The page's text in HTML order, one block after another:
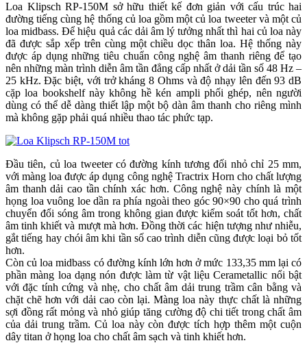
Loa Klipsch RP-150M sở hữu thiết kế đơn giản với cấu trúc hai
đường tiếng cùng hệ thống củ loa gồm một củ loa tweeter và một củ
loa midbass. Để hiệu quả các dải âm lý tưởng nhất thì hai củ loa này
đã được sắp xếp trên cùng một chiều dọc thân loa. Hệ thống này
được áp dụng những tiêu chuẩn công nghệ âm thanh riêng để tạo
nên những màn trình diễn âm tần đẳng cấp nhất ở dải tần số 48 Hz –
25 kHz. Đặc biệt, với trở kháng 8 Ohms và độ nhạy lên đến 93 dB
cặp loa bookshelf này không hề kén ampli phối ghép, nên người
dùng có thể dễ dàng thiết lập một bộ dàn âm thanh cho riêng mình
mà không gặp phải quá nhiều thao tác phức tạp.
Đầu tiên, củ loa tweeter có đường kính tương đối nhỏ chỉ 25 mm,
với màng loa được áp dụng công nghệ Tractrix Horn cho chất lượng
âm thanh dải cao tần chính xác hơn. Công nghệ này chính là một
họng loa vuông loe dần ra phía ngoài theo góc 90×90 cho quá trình
chuyển đổi sóng âm trong không gian được kiểm soát tốt hơn, chất
âm tinh khiết và mượt mà hơn. Đồng thời các hiện tượng như nhiễu,
gắt tiếng hay chói âm khi tần số cao trình diễn cũng được loại bỏ tốt
hơn.
Còn củ loa midbass có đường kính lớn hơn ở mức 133,35 mm lại có
phần màng loa dạng nón được làm từ vật liệu Cerametallic nổi bật
với đặc tính cứng và nhẹ, cho chất âm dải trung trầm cân bằng và
chặt chẽ hơn với dải cao còn lại. Màng loa này thực chất là những
sợi đồng rất mỏng và nhỏ giúp tăng cường độ chi tiết trong chất âm
của dải trung trầm. Củ loa này còn được tích hợp thêm một cuộn
dây titan ở họng loa cho chất âm sạch và tinh khiết hơn.